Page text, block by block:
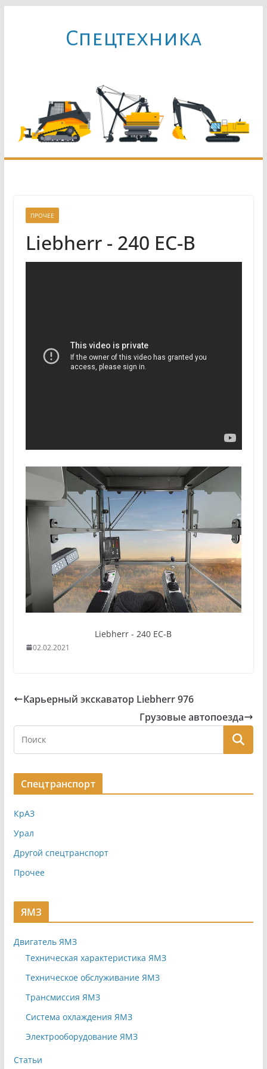
содержимомуCпецтехника
ПРОЧЕЕ
Liebherr - 240 EC-B
Liebherr - 240 EC-B
02.02.2021
Карьерный экскаватор Liebherr 976
Грузовые автопоезда
Спецтранспорт
КрАЗ
Урал
Другой спецтранспорт
Прочее
ЯМЗ
Двигатель ЯМЗ
Техническая характеристика ЯМЗ
Техническое обслуживание ЯМЗ
Трансмиссия ЯМЗ
Система охлаждения ЯМЗ
Электрооборудование ЯМЗ
Статьи